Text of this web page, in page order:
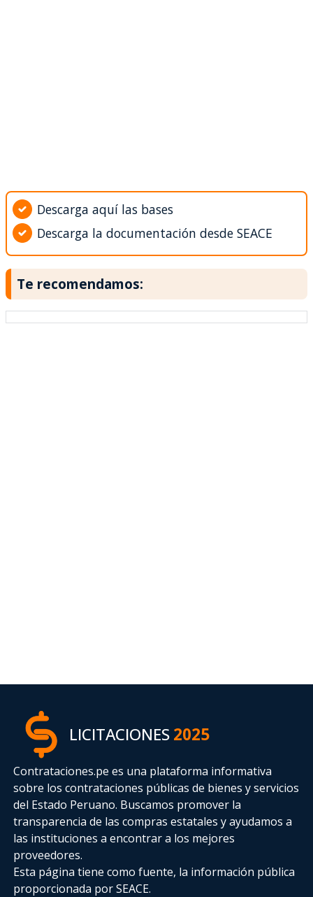
Descarga aquí las bases
Descarga la documentación desde SEACE
Te recomendamos:
LICITACIONES2025
Contrataciones.pe es una plataforma informativa
sobre los contrataciones públicas de bienes y servicios
del Estado Peruano. Buscamos promover la
transparencia de las compras estatalesy ayudamos a
las instituciones a encontrar a los mejores
proveedores.
Esta página tiene como fuente, la información pública
proporcionada por SEACE.